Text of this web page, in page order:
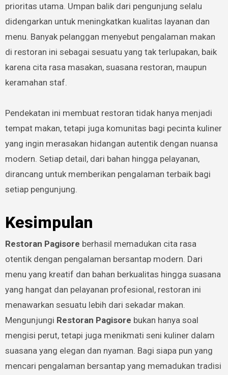
prioritas utama. Umpan balik dari pengunjung selalu
didengarkan untuk meningkatkan kualitas layanan dan
menu. Banyak pelanggan menyebut pengalaman makan
di restoran ini sebagai sesuatu yang tak terlupakan, baik
karena cita rasa masakan, suasana restoran, maupun
keramahan staf.
Pendekatan ini membuat restoran tidak hanya menjadi
tempat makan, tetapi juga komunitas bagi pecinta kuliner
yang ingin merasakan hidangan autentik dengan nuansa
modern. Setiap detail, dari bahan hingga pelayanan,
dirancang untuk memberikan pengalaman terbaik bagi
setiap pengunjung.
Kesimpulan
Restoran Pagisore berhasil memadukan cita rasa
otentik dengan pengalaman bersantap modern. Dari
menu yang kreatif dan bahan berkualitas hingga suasana
yang hangat dan pelayanan profesional, restoran ini
menawarkan sesuatu lebih dari sekadar makan.
Mengunjungi Restoran Pagisore bukan hanya soal
mengisi perut, tetapi juga menikmati seni kuliner dalam
suasana yang elegan dan nyaman. Bagi siapa pun yang
mencari pengalaman bersantap yang memadukan tradisi